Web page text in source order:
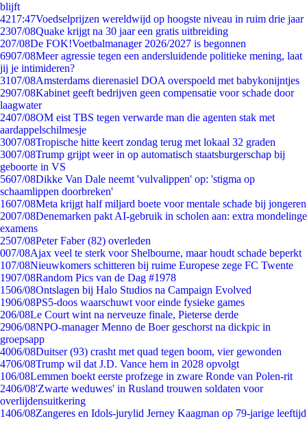
blijft
4217:47Voedselprijzen wereldwijd op hoogste niveau in ruim drie jaar
2307/08Quake krijgt na 30 jaar een gratis uitbreiding
207/08De FOK!Voetbalmanager 2026/2027 is begonnen
6907/08Meer agressie tegen een andersluidende politieke mening, laat
jij je intimideren?
3107/08Amsterdams dierenasiel DOA overspoeld met babykonijntjes
2907/08Kabinet geeft bedrijven geen compensatie voor schade door
laagwater
2407/08OM eist TBS tegen verwarde man die agenten stak met
aardappelschilmesje
3007/08Tropische hitte keert zondag terug met lokaal 32 graden
3007/08Trump grijpt weer in op automatisch staatsburgerschap bij
geboorte in VS
5607/08Dikke Van Dale neemt 'vulvalippen' op: 'stigma op
schaamlippen doorbreken'
1607/08Meta krijgt half miljard boete voor mentale schade bij jongeren
2007/08Denemarken pakt AI-gebruik in scholen aan: extra mondelinge
examens
2507/08Peter Faber (82) overleden
007/08Ajax veel te sterk voor Shelbourne, maar houdt schade beperkt
107/08Nieuwkomers schitteren bij ruime Europese zege FC Twente
1907/08Random Pics van de Dag #1978
1506/08Ontslagen bij Halo Studios na Campaign Evolved
1906/08PS5-doos waarschuwt voor einde fysieke games
206/08Le Court wint na nerveuze finale, Pieterse derde
2906/08NPO-manager Menno de Boer geschorst na dickpic in
groepsapp
4006/08Duitser (93) crasht met quad tegen boom, vier gewonden
4706/08Trump wil dat J.D. Vance hem in 2028 opvolgt
106/08Lemmen boekt eerste profzege in zware Ronde van Polen-rit
2406/08'Zwarte weduwes' in Rusland trouwen soldaten voor
overlijdensuitkering
1406/08Zangeres en Idols-jurylid Jerney Kaagman op 79-jarige leeftijd